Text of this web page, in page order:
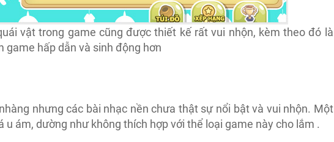
vật trong game cũng được thiết kế rất vui nhộn, kèm theo đó là
game hấp dẫn và sinh động hơn
nhưng các bài nhạc nền chưa thật sự nổi bật và vui nhộn. Một
u ám, dường như không thích hợp với thể loại game này cho lắm .